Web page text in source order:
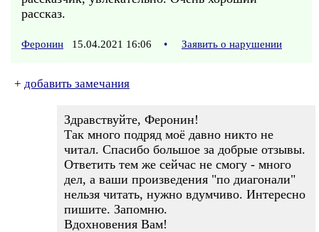
рассказ.
Феронин 15.04.2021 16:06 • Заявить о нарушении
+ добавить замечания
Здравствуйте, Феронин!
Так много подряд моё давно никто не
читал. Спасибо большое за добрые отзывы.
Ответить тем же сейчас не смогу - много
дел, а ваши произведения "по диагонали"
нельзя читать, нужно вдумчиво. Интересно
пишите. Запомню.
Вдохновения Вам!